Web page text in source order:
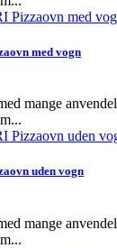
med vogn
mange
uden vogn
mange